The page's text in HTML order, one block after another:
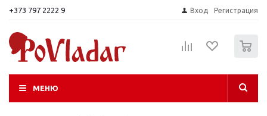
+373 797 2222 9 Вход Регистрация
МЕНЮ